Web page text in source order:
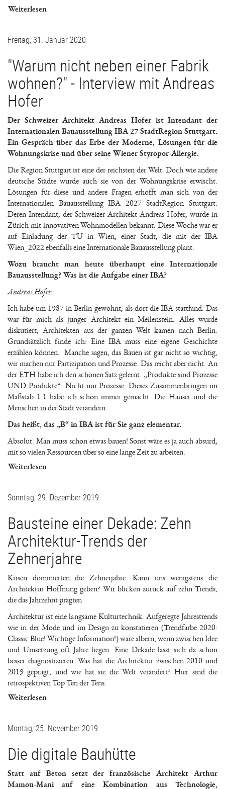
Weiterlesen
Freitag, 31. Januar 2020
"Warum nicht neben einer Fabrik
wohnen?" - Interview mit Andreas
Hofer
Der Schweizer Architekt Andreas Hofer ist Intendant der
Internationalen Bauausstellung IBA 27 StadtRegion Stuttgart.
Ein Gespräch über das Erbe der Moderne, Lösungen für die
Wohnungskrise und über seine Wiener Styropor-Allergie.
Die Region Stuttgart ist eine der reichsten der Welt. Doch wie andere
deutsche Städte wurde auch sie von der Wohnungskrise erwischt.
Lösungen für diese und andere Fragen erhofft man sich von der
Internationalen Bauausstellung IBA 2027 StadtRegion Stuttgart.
Deren Intendant, der Schweizer Architekt Andreas Hofer, wurde in
Zürich mit innovativen Wohnmodellen bekannt. Diese Woche war er
auf Einladung der TU in Wien, einer Stadt, die mit der IBA
Wien_2022 ebenfalls eine Internationale Bauausstellung plant.
Wozu braucht man heute überhaupt eine Internationale
Bauausstellung? Was ist die Aufgabe einer IBA?
Andreas Hofer:
Ich habe um 1987 in Berlin gewohnt, als dort die IBA stattfand. Das
war für mich als junger Architekt ein Meilenstein. Alles wurde
diskutiert, Architekten aus der ganzen Welt kamen nach Berlin.
Grundsätzlich finde ich: Eine IBA muss eine eigene Geschichte
erzählen können. Manche sagen, das Bauen ist gar nicht so wichtig,
wir machen nur Partizipation und Prozesse. Das reicht aber nicht. An
der ETH habe ich den schönen Satz gelernt. „Produkte sind Prozesse
UND Produkte“. Nicht nur Prozesse. Dieses Zusammenbringen im
Maßstab 1:1 habe ich schon immer gemacht: Die Häuser und die
Menschen in der Stadt verändern.
Das heißt, das „B“ in IBA ist für Sie ganz elementar.
Absolut. Man muss schon etwas bauen! Sonst wäre es ja auch absurd,
mit so vielen Ressourcen über so eine lange Zeit zu arbeiten.
Weiterlesen
Sonntag, 29. Dezember 2019
Bausteine einer Dekade: Zehn
Architektur-Trends der
Zehnerjahre
Krisen dominierten die Zehnerjahre. Kann uns wenigstens die
Architektur Hoffnung geben? Wir blicken zurück auf zehn Trends,
die das Jahrzehnt prägten
Architektur ist eine langsame Kulturtechnik. Aufgeregte Jahrestrends
wie in der Mode und im Design zu konstatieren (Trendfarbe 2020:
Classic Blue! Wichtige Information!) wäre albern, wenn zwischen Idee
und Umsetzung oft Jahre liegen. Eine Dekade lässt sich da schon
besser diagnostizieren. Was hat die Architektur zwischen 2010 und
2019 geprägt, und wie hat sie die Welt verändert? Hier sind die
retrospektiven Top Ten der Tens.
Weiterlesen
Montag, 25. November 2019
Die digitale Bauhütte
Statt auf Beton setzt der französische Architekt Arthur
Mamou-Mani auf eine Kombination aus Technologie,